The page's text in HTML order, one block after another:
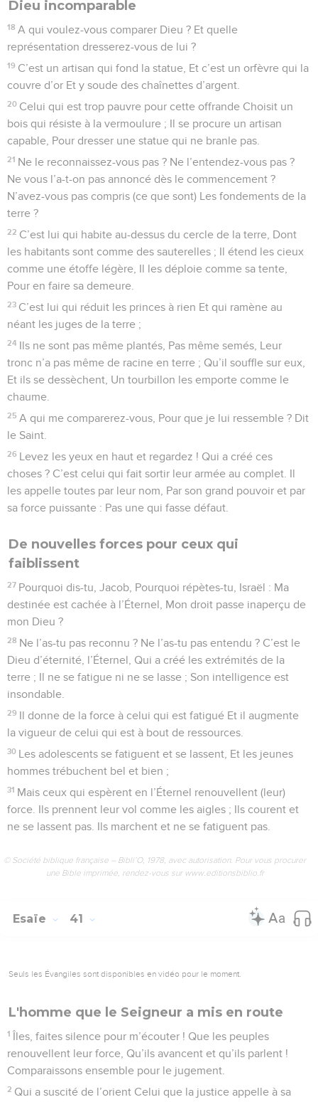
Dieu incomparable
18 A qui voulez-vous comparer Dieu ? Et quelle
représentation dresserez-vous de lui ?
19 C’est un artisan qui fond la statue, Et c’est un orfèvre qui la
couvre d’or Et y soude des chaînettes d’argent.
20 Celui qui est trop pauvre pour cette offrande Choisit un
bois qui résiste à la vermoulure ; Il se procure un artisan
capable, Pour dresser une statue qui ne branle pas.
21 Ne le reconnaissez-vous pas ? Ne l’entendez-vous pas ?
Ne vous l’a-t-on pas annoncé dès le commencement ?
N’avez-vous pas compris (ce que sont) Les fondements de la
terre ?
22 C’est lui qui habite au-dessus du cercle de la terre, Dont
les habitants sont comme des sauterelles ; Il étend les cieux
comme une étoffe légère, Il les déploie comme sa tente,
Pour en faire sa demeure.
23 C’est lui qui réduit les princes à rien Et qui ramène au
néant les juges de la terre ;
24 Ils ne sont pas même plantés, Pas même semés, Leur
tronc n’a pas même de racine en terre ; Qu’il souffle sur eux,
Et ils se dessèchent, Un tourbillon les emporte comme le
chaume.
25 A qui me comparerez-vous, Pour que je lui ressemble ? Dit
le Saint.
26 Levez les yeux en haut et regardez ! Qui a créé ces
choses ? C’est celui qui fait sortir leur armée au complet. Il
les appelle toutes par leur nom, Par son grand pouvoir et par
sa force puissante : Pas une qui fasse défaut.
De nouvelles forces pour ceux qui
faiblissent
27 Pourquoi dis-tu, Jacob, Pourquoi répètes-tu, Israël : Ma
destinée est cachée à l’Éternel, Mon droit passe inaperçu de
mon Dieu ?
28 Ne l’as-tu pas reconnu ? Ne l’as-tu pas entendu ? C’est le
Dieu d’éternité, l’Éternel, Qui a créé les extrémités de la
terre ; Il ne se fatigue ni ne se lasse ; Son intelligence est
insondable.
29 Il donne de la force à celui qui est fatigué Et il augmente
la vigueur de celui qui est à bout de ressources.
30 Les adolescents se fatiguent et se lassent, Et les jeunes
hommes trébuchent bel et bien ;
31 Mais ceux qui espèrent en l’Éternel renouvellent (leur)
force. Ils prennent leur vol comme les aigles ; Ils courent et
ne se lassent pas. Ils marchent et ne se fatiguent pas.
© Société biblique française – Bibli’O, 1978, avec autorisation. Pour vous procurer
une Bible imprimée, rendez-vous sur www.editionsbiblio.fr
Esaïe 41
Seuls les Évangiles sont disponibles en vidéo pour le moment.
L'homme que le Seigneur a mis en route
1 Îles, faites silence pour m’écouter ! Que les peuples
renouvellent leur force, Qu’ils avancent et qu’ils parlent !
Comparaissons ensemble pour le jugement.
2 Qui a suscité de l’orient Celui que la justice appelle à sa